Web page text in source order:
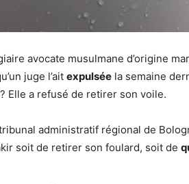
avocate musulmane d’origine
juge l’ait expulsée la semaine
Elle a refusé de retirer son voile.
administratif régional de
soit de retirer son foulard, soit de